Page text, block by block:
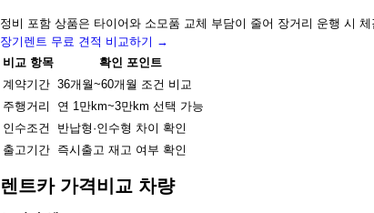
정비 포함 상품은 타이어와 소모품 교체 부담이 줄어 장거리 운행 시 체
장기렌트 무료 견적 비교하기 →
비교 항목
확인 포인트
계약기간 36개월~60개월 조건 비교
주행거리
연 1만km~3만km 선택 가능
인수조건
반납형·인수형 차이 확인
출고기간 즉시출고 재고 여부 확인
렌트카 가격비교 차량